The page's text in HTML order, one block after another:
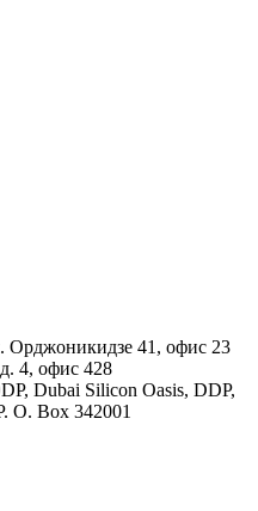
Орджоникидзе 41, офис 23
4, офис 428
Dubai Silicon Oasis, DDP,
O. Box 342001